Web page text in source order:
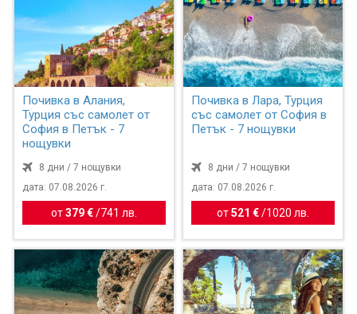
Почивка в Алания,
Турция със самолет от
София в Петък - 7
нощувки
8 дни / 7 нощувки
дата: 07.08.2026 г.
от379 € / 741 лв.
Почивка в Лара, Турция
със самолет от София в
Петък - 7 нощувки
8 дни / 7 нощувки
дата: 07.08.2026 г.
от521 €/ 1020 лв.